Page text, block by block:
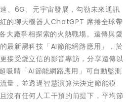
、6G、元宇宙發展，勾勒未來通訊
的聊天機器人ChatGPT 席捲全球帶
大廠爭相探索的火熱戰場。遠傳與愛
最新黑科技「AI節能網路應用」，於
接受愛立信的影音專訪，分享遠傳以
吸睛「AI節能網路應用」可自動監測
量，並透過智慧演算法決定節能模
沒有任何人工干預的前提下，平均節